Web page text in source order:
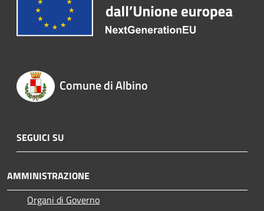
Comune di Albino
SEGUICI SU
AMMINISTRAZIONE
Organi di Governo